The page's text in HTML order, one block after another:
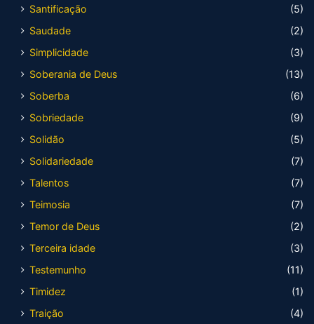
Santificação
(5)
Saudade
(2)
Simplicidade
(3)
Soberania de Deus
(13)
Soberba
(6)
Sobriedade
(9)
Solidão
(5)
Solidariedade
(7)
Talentos
(7)
Teimosia
(7)
Temor de Deus
(2)
Terceira idade
(3)
Testemunho
(11)
Timidez
(1)
Traição
(4)